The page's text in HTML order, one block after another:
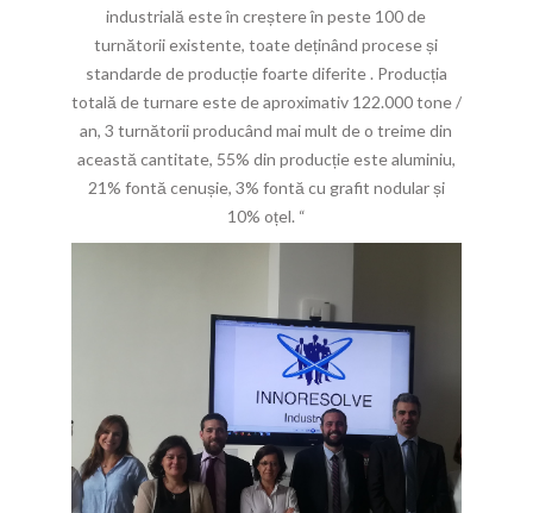
industrială este în creștere în peste 100 de
turnătorii existente, toate deținând procese și
standarde de producție foarte diferite . Producția
totală de turnare este de aproximativ 122.000 tone /
an, 3 turnătorii producând mai mult de o treime din
această cantitate, 55% din producție este aluminiu,
21% fontă cenușie, 3% fontă cu grafit nodular și
10% oțel. “